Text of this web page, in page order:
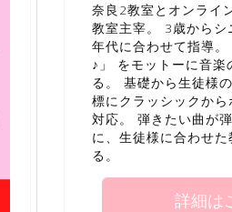
奈良2教室とオンライ
教室主宰。 3歳からシ
年代に合わせて指導
♪」 をモットーに音楽
る。 基礎から生徒様
標にクラッシックから
対応。 弾きたい曲が
に、生徒様に合わせ
る。
詳細は